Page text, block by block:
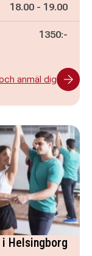
Pågår mellan
18.00 - och
19.00
1350:-
anmäl dig
i Helsingborg